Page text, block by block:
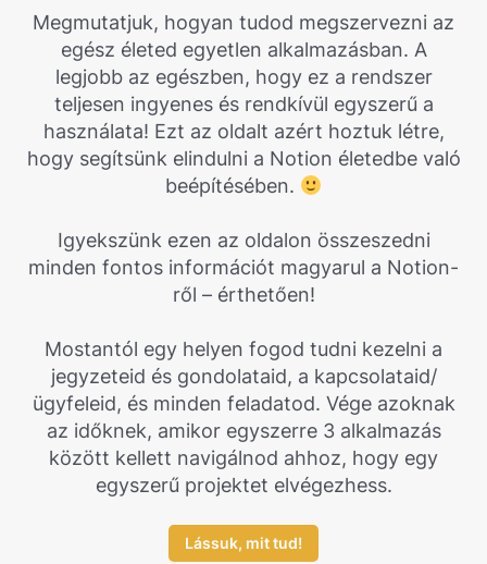
Megmutatjuk, hogyan tudod megszervezni az
egész életed egyetlen alkalmazásban. A
legjobb az egészben, hogy ez a rendszer
teljesen ingyenes és rendkívül egyszerű a
használata! Ezt az oldalt azért hoztuk létre,
hogy segítsünk elindulni a Notion életedbe való
beépítésében.
Igyekszünk ezen az oldalon összeszedni
minden fontos információt magyarul a Notion-
ről – érthetően!
Mostantól egy helyen fogod tudni kezelni a
jegyzeteid és gondolataid, a kapcsolataid/
ügyfeleid, és minden feladatod. Vége azoknak
az időknek, amikor egyszerre 3 alkalmazás
között kellett navigálnod ahhoz, hogy egy
egyszerű projektet elvégezhess.
Lássuk, mit tud!